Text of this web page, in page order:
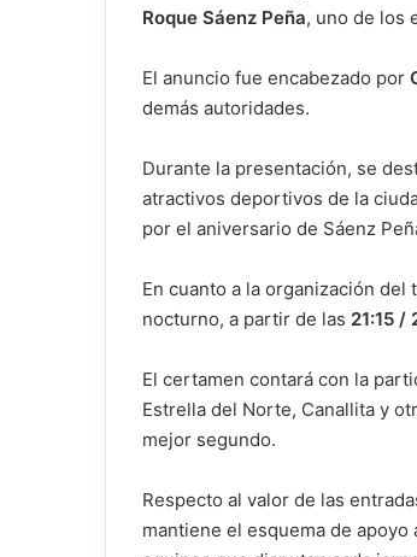
Roque Sáenz Peña, uno de los
El anuncio fue encabezado por
demás autoridades.
Durante la presentación, se
atractivos deportivos de la
por el aniversario de Sáenz
En cuanto a la organización
nocturno, a partir de las 21:15 /
El certamen contará con la
Estrella del Norte, Canallita y
mejor segundo.
Respecto al valor de las
mantiene el esquema de